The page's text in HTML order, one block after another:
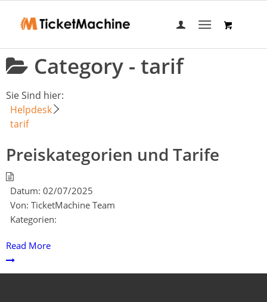
Category - tarif
Sie Sind hier:
Helpdesk
tarif
Preiskategorien und Tarife
Datum: 02/07/2025
Von: TicketMachine Team
Kategorien:
Read More